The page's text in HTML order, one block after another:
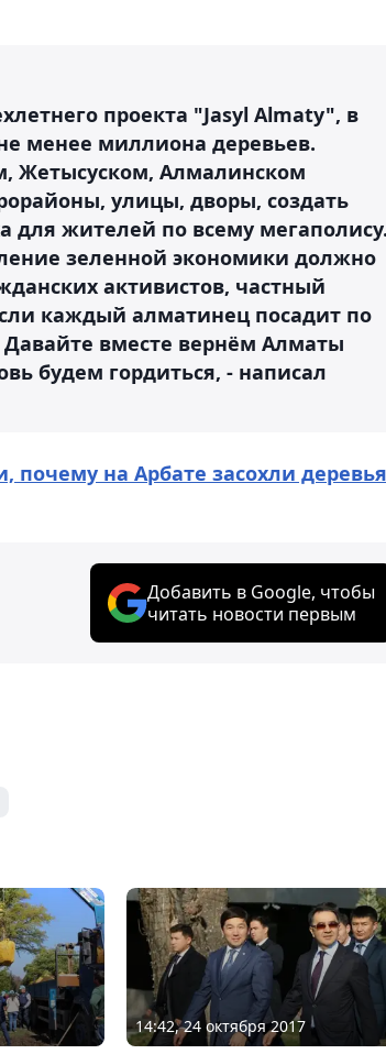
проекта "Jasyl Almaty", в
менее миллиона деревьев.
Жетысуском, Алмалинском
улицы, дворы, создать
для жителей по всему
зеленной экономики должно
активистов, частный
каждый алматинец посадит по
Давайте вместе вернём Алматы
будем гордиться, - написал
почему на Арбате засохли деревья
Добавить в Google, чтобы
читать новости первым
14:42, 24 октября 2017